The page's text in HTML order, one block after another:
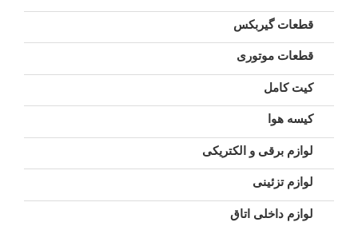
قطعات گیربکس
قطعات موتوری
کیت کامل
کیسه هوا
لوازم برقی و الکتریکی
لوازم تزئینی
لوازم داخلی اتاق